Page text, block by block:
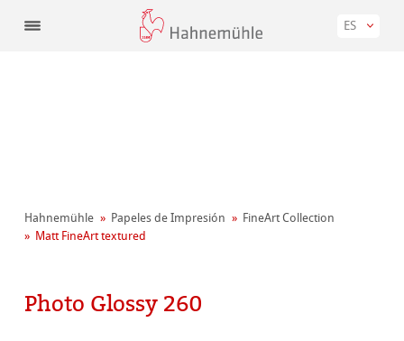
ES
Hahnemühle Papeles de Impresión
FineArt Collection
Matt FineArt textured
Photo Glossy 260